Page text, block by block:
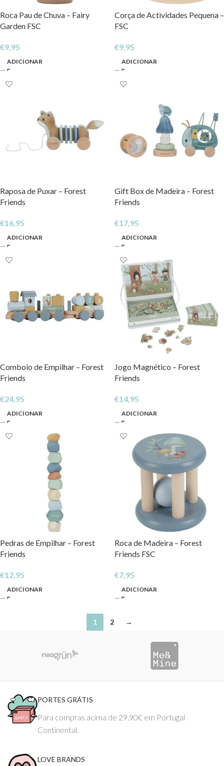
Roca Pau de Chuva – Fairy
Garden FSC
€9,95
ADICIONAR
Corça de Actividades Pequena –
FSC
€9,95
ADICIONAR
Raposa de Puxar – Forest
Friends
€16,95
ADICIONAR
Gift Box de Madeira – Forest
Friends
€17,95
ADICIONAR
Comboio de Empilhar – Forest
Friends
€24,95
ADICIONAR
Jogo Magnético – Forest
Friends
€14,95
ADICIONAR
Pedras de Empilhar – Forest
Friends
€12,95
ADICIONAR
Roca de Madeira – Forest
Friends FSC
€7,95
ADICIONAR
1 2 →
PORTES GRÁTIS
Para compras acima de 29.90€ em Portugal
Continental.
LOVE BRANDS